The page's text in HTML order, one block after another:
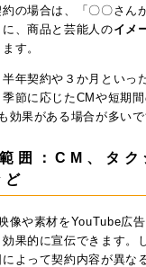
の場合は、「〇〇さん
、商品と芸能人のイメ
す。
年契約や３か月といっ
節に応じたCMや短期
効果がある場合が多いで
囲：CM、タク
像や素材をYouTube広
果的に宣伝できます。
よって契約内容が異な